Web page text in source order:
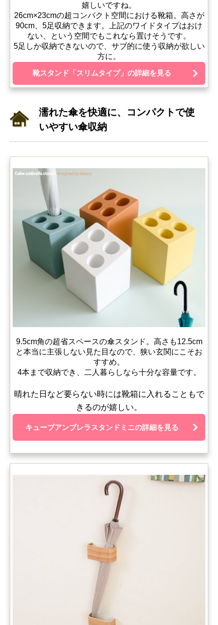
嬉しいですね。
26cm×23cmの超コンパクト空間における靴箱。高さが
90cm、5足収納できます。上記のワイドタイプはおけ
ない、という空間でもこれなら置けそうです。
5足しか収納できないので、サブ的に使う収納が欲しい
方に。
靴スタンド「スリムタイプ」の詳細を見る
濡れた傘を快適に、コンパクトで使
いやすい傘収納
9.5cm角の超省スペースの傘スタンド。高さも12.5cm
と本当に主張しない見た目なので、狭い玄関にこそお
すすめ。
4本まで収納でき、二人暮らしなら十分な容量です。
晴れた日など要らない時には靴箱に入れることもで
きるのが嬉しい。
キューブアンブレラスタンドミニの詳細を見る